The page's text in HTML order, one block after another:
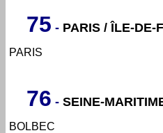
75 - PARIS / ÎLE-DE-
PARIS
76 - SEINE-
BOLBEC